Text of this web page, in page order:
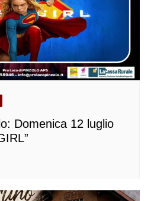
Domenica 12 luglio